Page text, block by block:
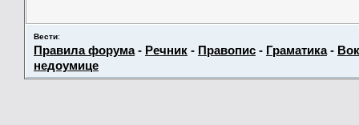
Вести:
Правила форума- Речник - Правопис - Граматика-
недоумице